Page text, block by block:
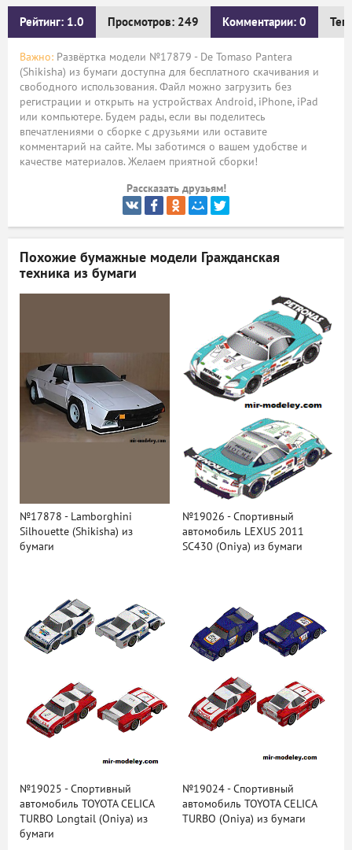
Рейтинг: 1.0 Просмотров: 249 Комментарии: 0
Важно: Развёртка модели №17879 - De Tomaso Pantera
(Shikisha) из бумаги доступна для бесплатного скачивания и
свободного использования. Файл можно загрузить без
регистрации и открыть на устройствах Android, iPhone, iPad
или компьютере. Будем рады, если вы поделитесь
впечатлениями о сборке с друзьями или оставите
комментарий на сайте. Мы заботимся о вашем удобстве и
качестве материалов. Желаем приятной сборки!
Рассказать друзьям!
Похожие бумажные модели Гражданская
техника из бумаги
№17878 - Lamborghini
Silhouette (Shikisha) из
бумаги
№19026 - Спортивный
автомобиль LEXUS 2011
SC430 (Oniya) из бумаги
№19025 - Спортивный
автомобиль TOYOTA CELICA
TURBO Longtail (Oniya) из
бумаги
№19024 - Спортивный
автомобиль TOYOTA CELICA
TURBO (Oniya) из бумаги